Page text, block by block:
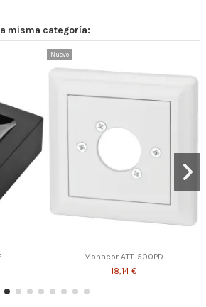
misma categoría:
Nuevo
Monacor ATT-500PD
18,14 €